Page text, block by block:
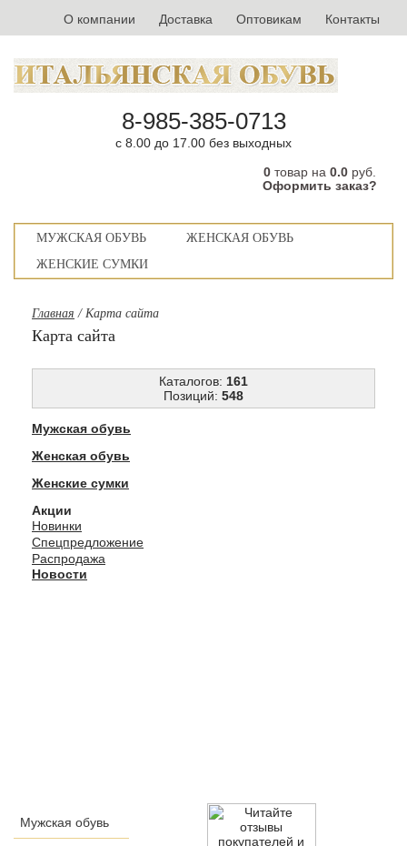
О компании Доставка Оптовикам Контакты
8-985-385-0713
с 8.00 до 17.00 без выходных
0товар на 0.0руб.
Оформить заказ?
МУЖСКАЯ ОБУВЬ
ЖЕНСКАЯ ОБУВЬ
ЖЕНСКИЕ СУМКИ
Главная / Карта сайта
Карта сайта
Каталогов: 161
Позиций: 548
Мужская обувь
Женская обувь
Женские сумки
Акции
Новинки
Спецпредложение
Распродажа
Новости
Мужская обувь